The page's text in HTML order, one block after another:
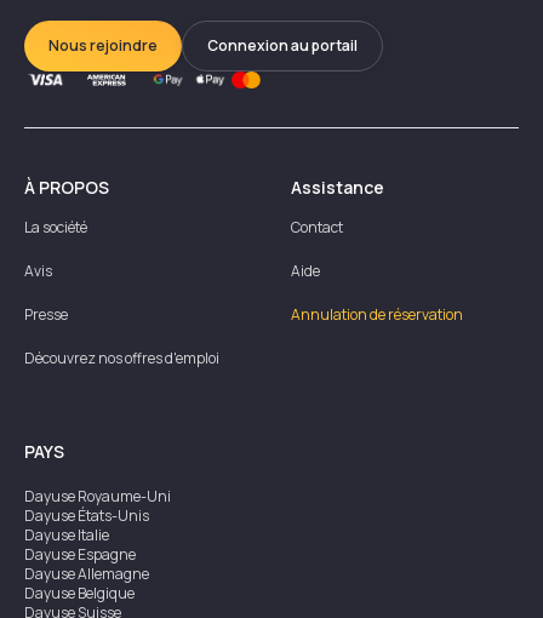
Nous rejoindre Connexion au portail
À PROPOS
La société
Avis
Presse
Découvrez nos offres d'emploi
Assistance
Contact
Aide
Annulation de réservation
PAYS
DayuseRoyaume-Uni
DayuseÉtats-Unis
DayuseItalie
DayuseEspagne
DayuseAllemagne
DayuseBelgique
DayuseSuisse